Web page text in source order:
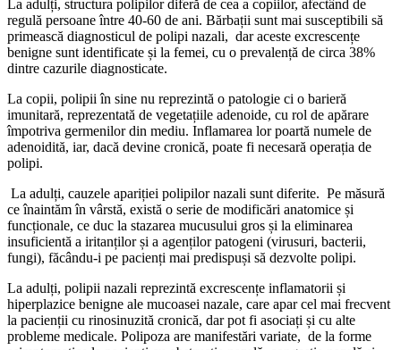
La adulți, structura polipilor diferă de cea a copiilor, afectând de
regulă persoane între 40-60 de ani. Bărbații sunt mai susceptibili să
primească diagnosticul de polipi nazali, dar aceste excrescențe
benigne sunt identificate și la femei, cu o prevalență de circa 38%
dintre cazurile diagnosticate.
La copii, polipii în sine nu reprezintă o patologie ci o barieră
imunitară, reprezentată de vegetațiile adenoide, cu rol de apărare
împotriva germenilor din mediu. Inflamarea lor poartă numele de
adenoidită, iar, dacă devine cronică, poate fi necesară operația de
polipi.
La adulți, cauzele apariției polipilor nazali sunt diferite. Pe măsură
ce înaintăm în vârstă, există o serie de modificări anatomice și
funcționale, ce duc la stazarea mucusului gros și la eliminarea
insuficientă a iritanților și a agenților patogeni (virusuri, bacterii,
fungi), făcându-i pe pacienți mai predispuși să dezvolte polipi.
La adulți, polipii nazali reprezintă excrescențe inflamatorii și
hiperplazice benigne ale mucoasei nazale, care apar cel mai frecvent
la pacienții cu rinosinuzită cronică, dar pot fi asociați și cu alte
probleme medicale. Polipoza are manifestări variate, de la forme